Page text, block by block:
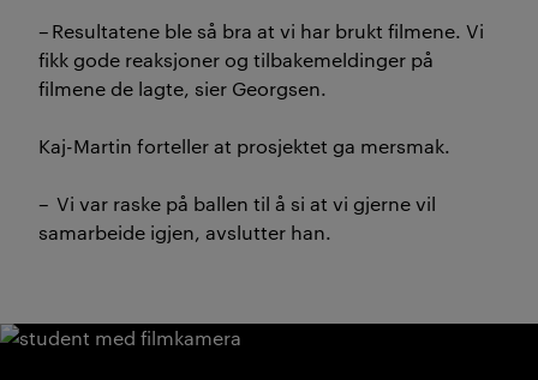
–Resultatene ble så bra at vi har brukt filmene. Vi
fikk gode reaksjoner og tilbakemeldinger på
filmene de lagte, sier Georgsen.
Kaj-Martin forteller at prosjektet ga mersmak.
– Vi var raske på ballen til å si at vi gjerne vil
samarbeide igjen, avslutter han.
BA film og TV + veieldning